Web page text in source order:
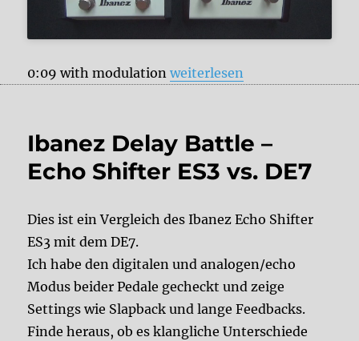
0:09 with modulation„Ibanez Echo Shifter Battle –
weiterlesen
Ibanez Delay Battle –
Echo Shifter ES3 vs. DE7
Dies ist ein Vergleich des Ibanez Echo Shifter
ES3 mit dem DE7.
Ich habe den digitalen und analogen/echo
Modus beider Pedale gecheckt und zeige
Settings wie Slapback und lange Feedbacks.
Finde heraus, ob es klangliche Unterschiede